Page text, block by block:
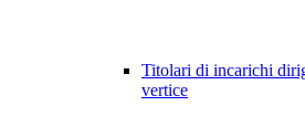
Titolari di incarichi
vertice